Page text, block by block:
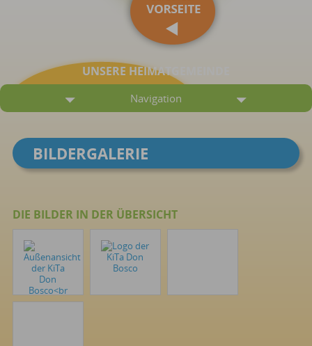
UNSERE HEIMATGEMEINDE
Navigation
BILDERGALERIE
DIE BILDER IN DER ÜBERSICHT